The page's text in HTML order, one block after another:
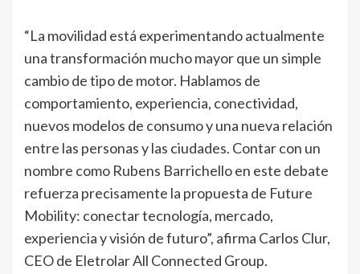
“La movilidad está experimentando actualmente
una transformación mucho mayor que un simple
cambio de tipo de motor. Hablamos de
comportamiento, experiencia, conectividad,
nuevos modelos de consumo y una nueva relación
entre las personas y las ciudades. Contar con un
nombre como Rubens Barrichello en este debate
refuerza precisamente la propuesta de Future
Mobility: conectar tecnología, mercado,
experiencia y visión de futuro”, afirma Carlos Clur,
CEO de Eletrolar All Connected Group.